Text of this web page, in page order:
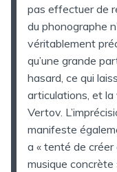
pas effectuer de
du phonographe
véritablement
qu’une grande
hasard, ce qui
articulations, et la
Vertov.
manifeste
a « tenté de créer
musique concrète